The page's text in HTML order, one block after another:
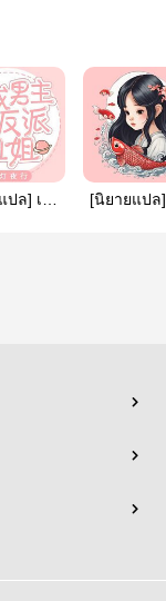
ปล] เธอ
[นิยายแป